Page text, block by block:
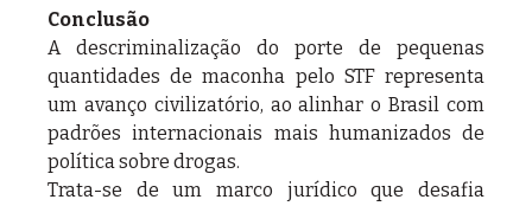
Conclusão
A descriminalização do porte de pequenas
quantidades de maconha pelo STF representa
um avanço civilizatório, ao alinhar o Brasil com
padrões internacionais mais humanizados de
política sobre drogas.
Trata-se de um marco jurídico que desafia